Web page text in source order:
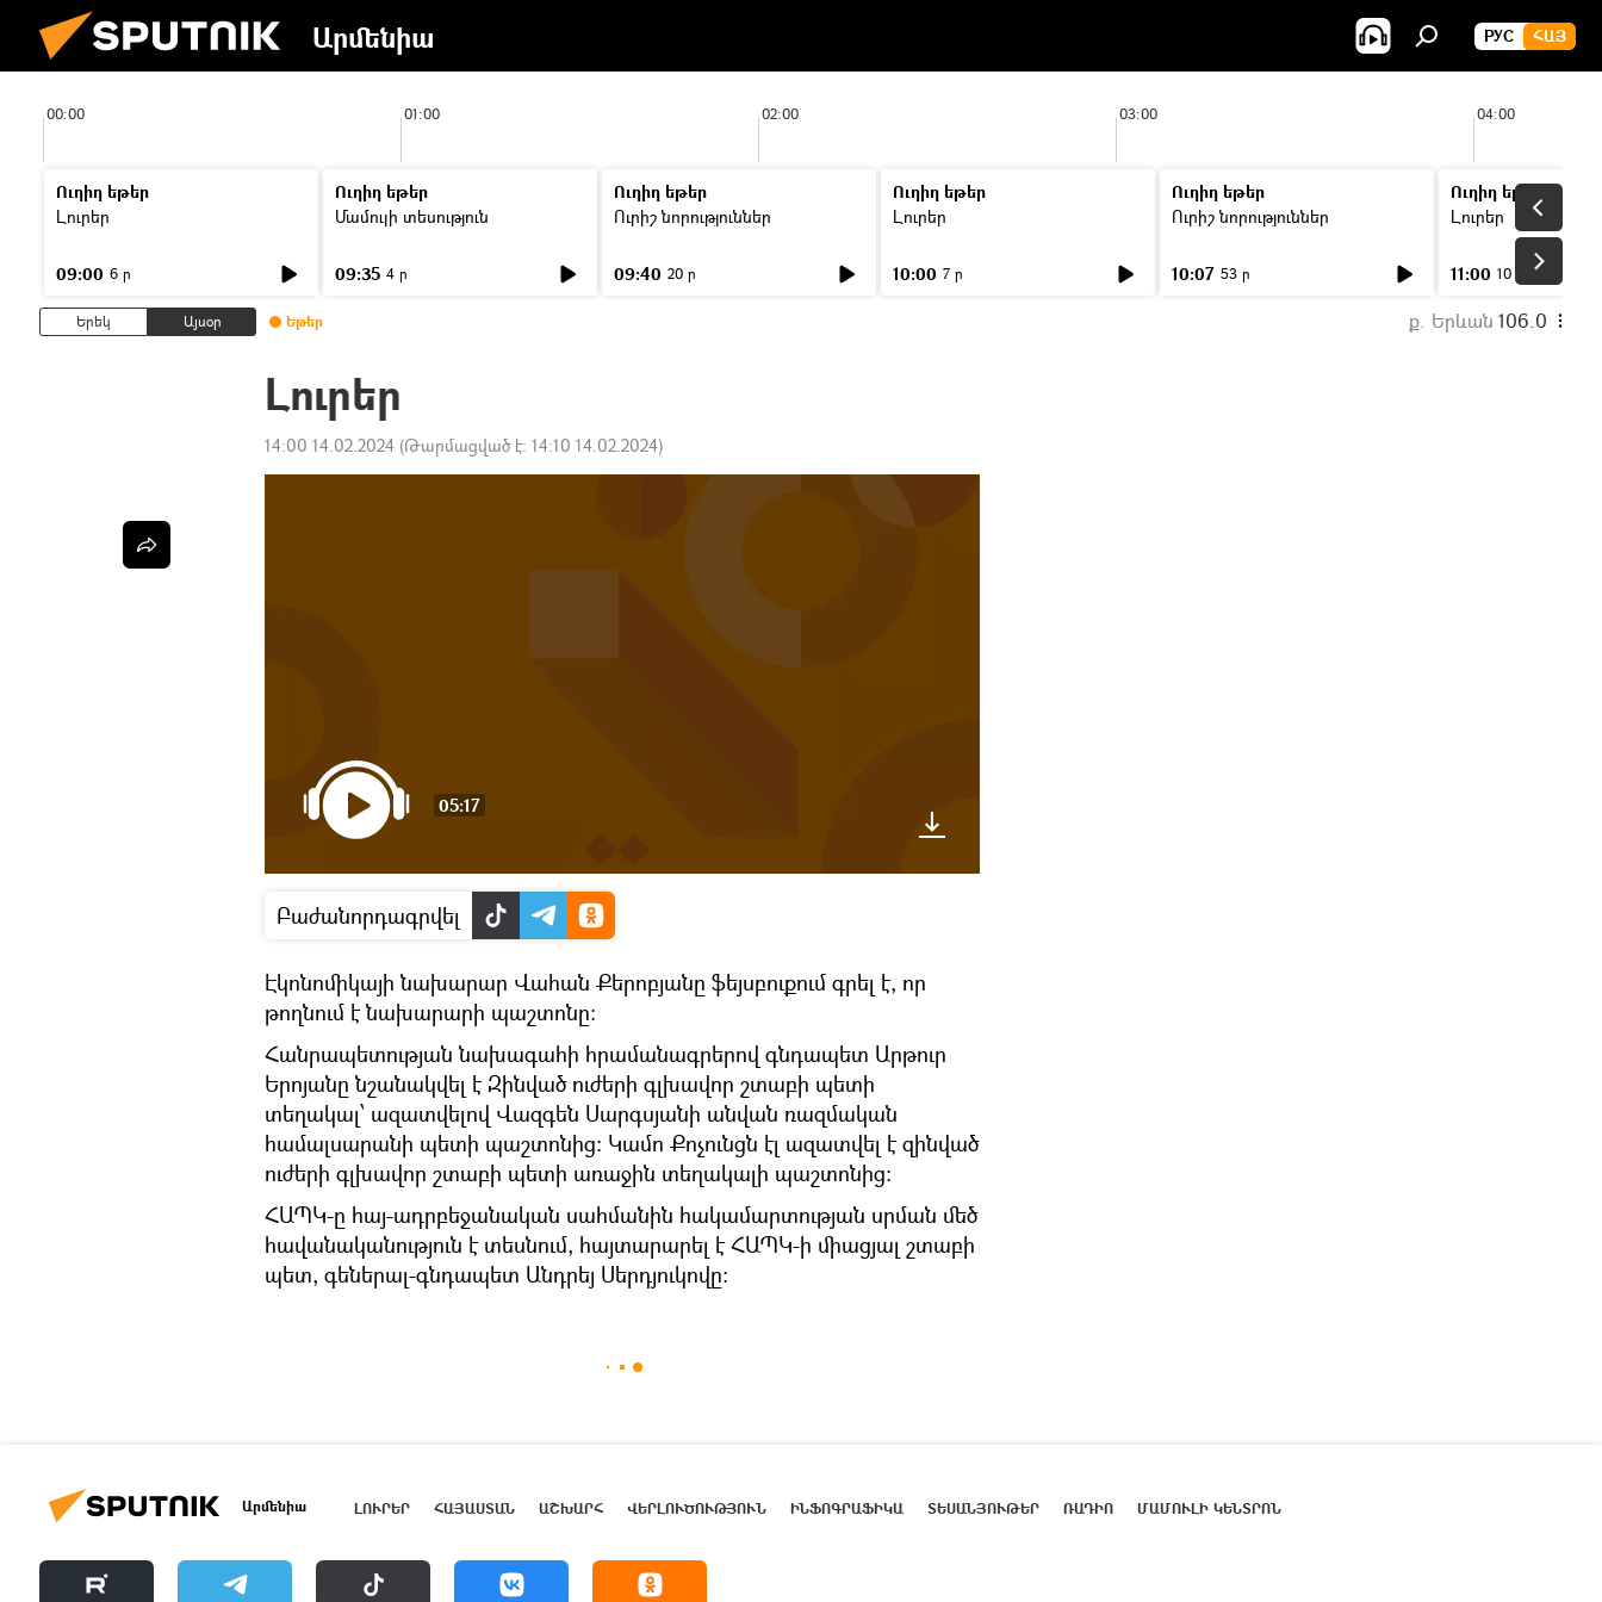
Արմենիա РУС ՀԱՅ
00:00 01:00 02:00 03:00 04:00
Ուղիղ եթեր
Լուրեր
09:00 6 ր
Ուղիղ եթեր
Մամուլի տեսություն
09:35 4 ր
Ուղիղ եթեր
Ուրիշ նորություններ
09:40 20 ր
Ուղիղ եթեր
Լուրեր
10:00 7 ր
Ուղիղ եթեր
Ուրիշ նորություններ
10:07 53 ր
Ուղիղ եթեր
Լուրեր
11:00 10 ր
Երեկ Այսօր Եթեր ք. Երևան 106.0
Լուրեր
14:00 14.02.2024 (Թարմացված է: 14:10 14.02.2024)
05:17
Բաժանորդագրվել
Էկոնոմիկայի նախարար Վահան Քերոբյանը ֆեյսբուքում գրել է, որ
թողնում է նախարարի պաշտոնը։
Հանրապետության նախագահի հրամանագրերով գնդապետ Արթուր
Երոյանը նշանակվել է Զինված ուժերի գլխավոր շտաբի պետի
տեղակալ՝ ազատվելով Վազգեն Սարգսյանի անվան ռազմական
համալսարանի պետի պաշտոնից: Կամո Քոչունցն էլ ազատվել է զինված
ուժերի գլխավոր շտաբի պետի առաջին տեղակալի պաշտոնից:
ՀԱՊԿ-ը հայ-ադրբեջանական սահմանին հակամարտության սրման մեծ
հավանականություն է տեսնում, հայտարարել է ՀԱՊԿ-ի միացյալ շտաբի
պետ, գեներալ-գնդապետ Անդրեյ Սերդյուկովը։
Արմենիա ԼՈՒՐԵՐ ՀԱՅԱՍՏԱՆ ԱՇԽԱՐՀ ՎԵՐԼՈՒԾՈՒԹՅՈՒՆ ԻՆՖՈԳՐԱՖԻԿԱ ՏԵՍԱՆՅՈՒԹԵՐ ՌԱԴԻՈ ՄԱՄՈՒԼԻ ԿԵՆՏՐՈՆ